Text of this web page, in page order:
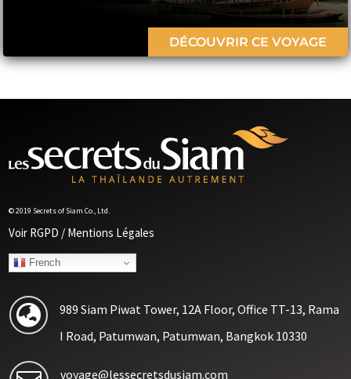
DÉCOUVRIR CE VOYAGE
© 2019 Secrets of Siam Co., Ltd.
Voir RGPD / Mentions Légales
French

989 Siam Piwat Tower, 12A Floor, Office TT-13, Rama
I Road, Patumwan, Patumwan, Bangkok 10330
voyage@lessecretsdusiam.com